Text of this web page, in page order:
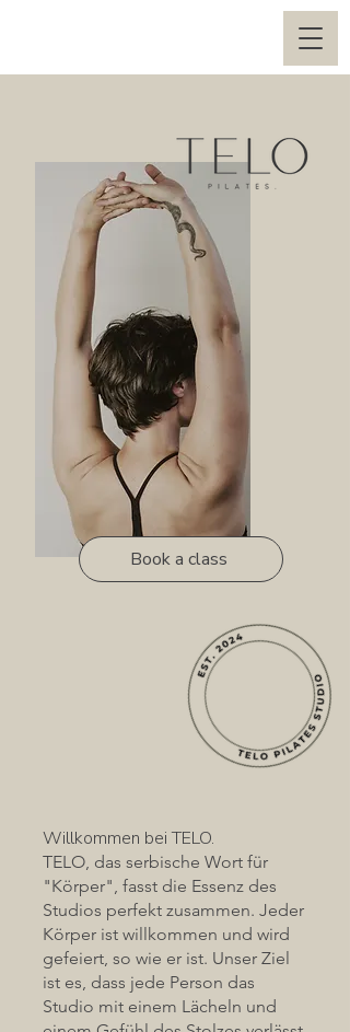
Book a class
Willkommen bei TELO.
TELO, das serbische Wort für
"Körper", fasst die Essenz des
Studios perfekt zusammen. Jeder
Körper ist willkommen und wird
gefeiert, so wie er ist. Unser Ziel
ist es, dass jede Person das
Studio mit einem Lächeln und